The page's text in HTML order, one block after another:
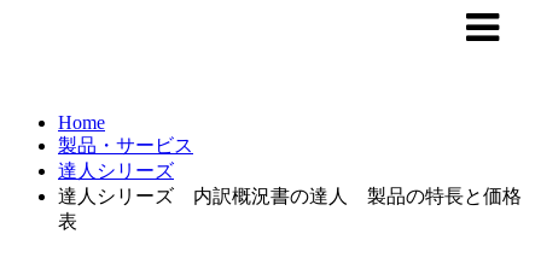
Home
製品・サービス
達人シリーズ
達人シリーズ 内訳概況書の達人 製品の特長と価格
表